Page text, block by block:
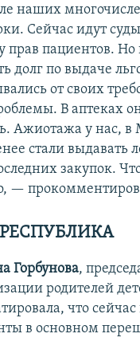
наших
Сейчас идут
прав пациентов.
долг по выдаче
от своих
В аптеках
Ажиотажа у нас, в
стали выдавать
закупок.
—
Горбунова,
родителей
что
в основном